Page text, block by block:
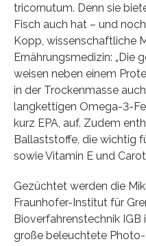
tricornutum. Denn sie
Fisch auch hat – und
Kopp, wissenschaftliche
Ernährungsmedizin: „Die
weisen neben einem
in der Trockenmasse
langkettigen Omega-3-
kurz EPA, auf. Zudem
Ballaststoffe, die wichtig
sowie Vitamin E und
Gezüchtet werden die
Fraunhofer-Institut für
Bioverfahrenstechnik
große beleuchtete